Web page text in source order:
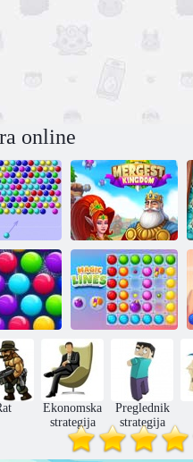
online
html5
Spajanje
kraljevstva
mjehurića
Čarobne linije
Ekonomska
strategija
Preglednik
strategija